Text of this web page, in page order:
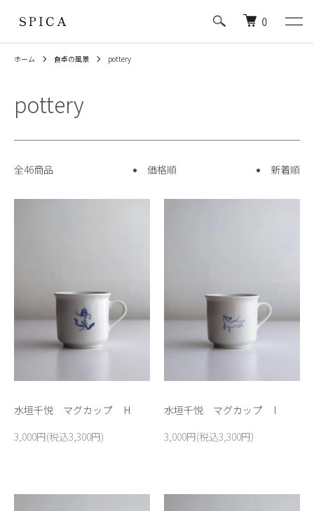
0
ホーム 食卓の風景 pottery
pottery
全46商品 価格順 新着順
水垣千悦 マグカップ H
3,000円(税込3,300円)
水垣千悦 マグカップ I
3,000円(税込3,300円)